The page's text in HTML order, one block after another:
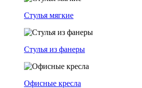
Стулья мягкие
Стулья из фанеры
Офисные кресла